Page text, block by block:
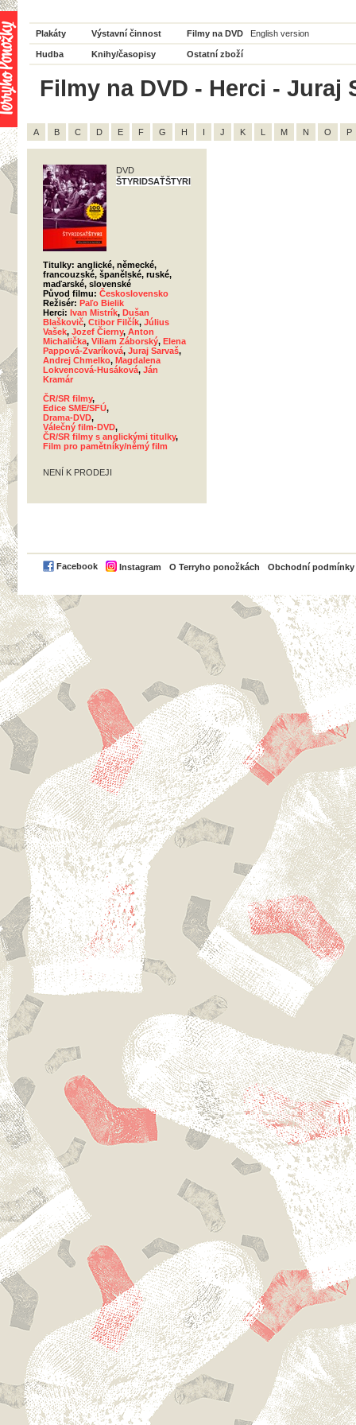
Plakáty Výstavní činnost Filmy na DVD English version
Hudba Knihy/časopisy Ostatní zboží
Filmy na DVD - Herci - Juraj
A B C D E F G H I J K L M N O P
DVD
ŠTYRIDSAŤŠTYRI
Titulky: anglické, německé,
francouzské, španělské, ruské,
maďarské, slovenské
Původ filmu: Československo
Režisér: Paľo Bielik
Herci: Ivan Mistrík, Dušan
Blaškovič, Ctibor Filčík, Július
Vašek, Jozef Čierny, Anton
Michalička, Viliam Záborský, Elena
Pappová-Zvaríková, Juraj Sarvaš,
Andrej Chmelko, Magdalena
Lokvencová-Husáková, Ján
Kramár
ČR/SR filmy,
Edice SME/SFÚ,
Drama-DVD,
Válečný film-DVD,
ČR/SR filmy s anglickými titulky,
Film pro pamětníky/němý film
NENÍ K PRODEJI
Facebook Instagram O Terryho ponožkách Obchodní podmínky
PayPal